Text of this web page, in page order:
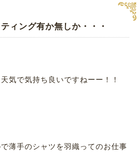
ィング有か無しか・・・
気で気持ち良いですねーー！！
薄手のシャツを羽織ってのお仕事